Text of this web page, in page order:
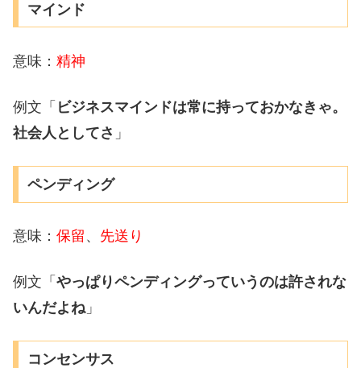
マインド
意味： 精神
例文「 ビジネスマインドは常に持っておかなきゃ。
社会人としてさ 」
ペンディング
意味： 保留 、 先送り
例文「 やっぱりペンディングっていうのは許されな
いんだよね」
コンセンサス